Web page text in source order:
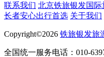
联系我们 北京铁旅银发国
长者安心出行首选 关于我们
Copyright©2026 铁旅银发旅
全国统一服务电话：010-